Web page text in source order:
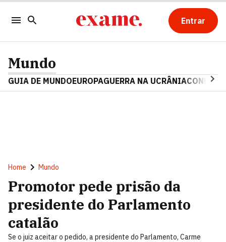
Entrar
Mundo
GUIA DE MUNDOEUROPAGUERRA NA UCRÂNIA
Home Mundo
Promotor pede prisão da
presidente do Parlamento
catalão
Se o juiz aceitar o pedido, a presidente do Parlamento, Carme